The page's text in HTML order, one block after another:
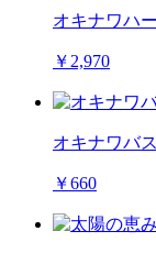
オキナワハ
￥2,970
オキナワバ
￥660